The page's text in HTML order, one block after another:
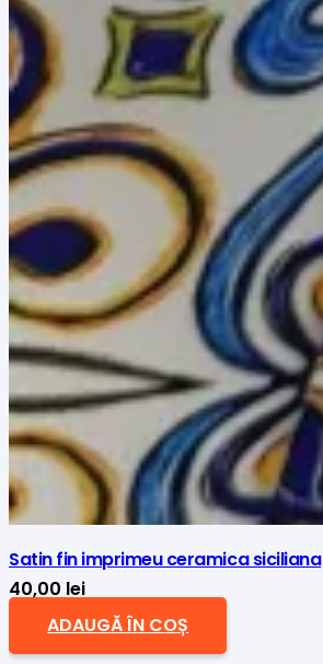
Satin fin imprimeu ceramica siciliana
40,00 lei
ADAUGĂ ÎN COȘ